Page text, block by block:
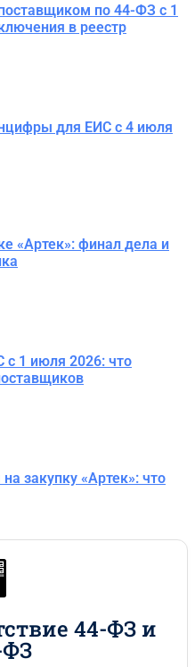
по 44-ФЗ с 1
в реестр
для ЕИС с 4 июля
«Артек»: финал дела и
1 июля 2026: что
закупку «Артек»: что
44-ФЗ и
ФЗ